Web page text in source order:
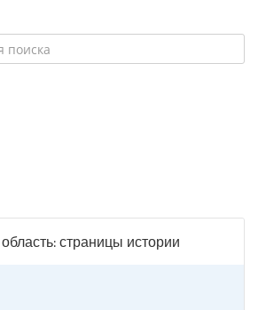
страницы истории